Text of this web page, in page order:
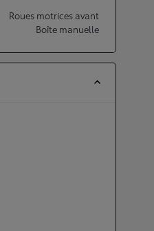
Roues motrices avant
Boîte manuelle